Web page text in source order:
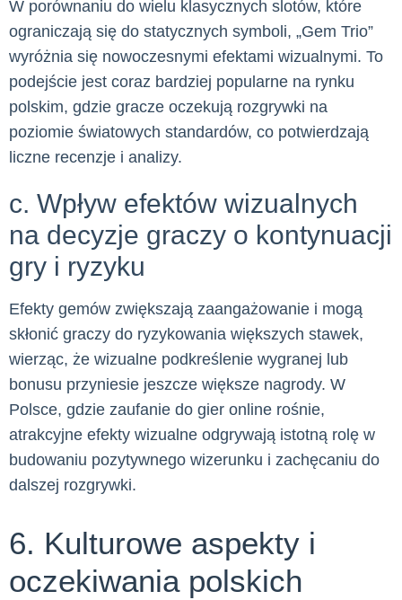
W porównaniu do wielu klasycznych slotów, które
ograniczają się do statycznych symboli, „Gem Trio”
wyróżnia się nowoczesnymi efektami wizualnymi. To
podejście jest coraz bardziej popularne na rynku
polskim, gdzie gracze oczekują rozgrywki na
poziomie światowych standardów, co potwierdzają
liczne recenzje i analizy.
c. Wpływ efektów wizualnych
na decyzje graczy o kontynuacji
gry i ryzyku
Efekty gemów zwiększają zaangażowanie i mogą
skłonić graczy do ryzykowania większych stawek,
wierząc, że wizualne podkreślenie wygranej lub
bonusu przyniesie jeszcze większe nagrody. W
Polsce, gdzie zaufanie do gier online rośnie,
atrakcyjne efekty wizualne odgrywają istotną rolę w
budowaniu pozytywnego wizerunku i zachęcaniu do
dalszej rozgrywki.
6. Kulturowe aspekty i
oczekiwania polskich